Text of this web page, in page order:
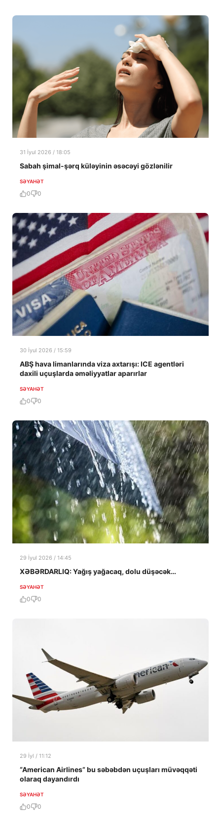
31 İyul 2026 / 18:05
Sabah şimal-şərq küləyinin əsəcəyi gözlənilir
SƏYAHƏT
0 0
30 İyul 2026 / 15:59
ABŞ hava limanlarında viza axtarışı: ICE agentləri
daxili uçuşlarda əməliyyatlar aparırlar
SƏYAHƏT
0 0
29 İyul 2026 / 14:45
XƏBƏRDARLIQ: Yağış yağacaq, dolu düşəcək…
SƏYAHƏT
0 0
29 İyl / 11:12
“American Airlines” bu səbəbdən uçuşları müvəqqəti
olaraq dayandırdı
SƏYAHƏT
0 0